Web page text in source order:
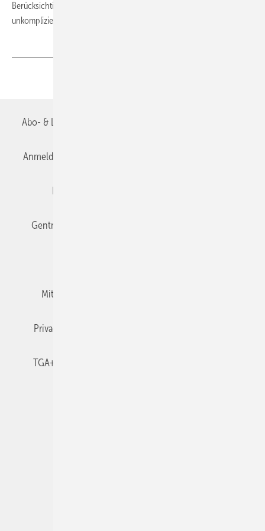
Berücksichtigung im Zusammenführungsgesetz sei damit
unkompliziert und mit geringen textlichen Anpassungen möglich. ■
Abo- & Leserservice
Anmelden
Gentner Verlag
Mitgliedschaften und Engagement
Privacy Manager
TGA+E-WissensCheck